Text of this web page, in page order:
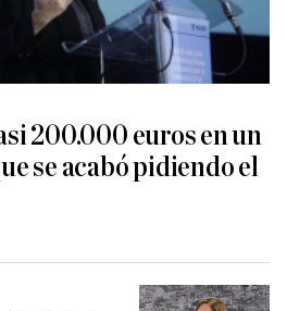
200.000 euros en un
se acabó pidiendo el